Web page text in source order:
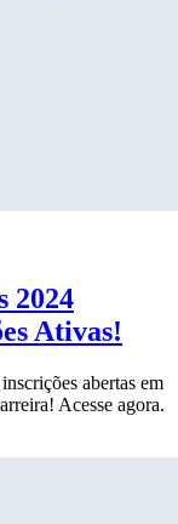
2024
Ativas!
abertas em
Acesse agora.